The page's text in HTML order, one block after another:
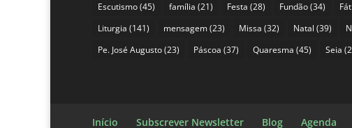
Escutismo(45) família (21) Festa (28) Fundão(34)
Liturgia (141) mensagem(23) Missa (32) Natal (39)
Pe. José Augusto(23) Páscoa (37) Quaresma (45) Seia
Início Subscrever Newsletter Blog Agenda